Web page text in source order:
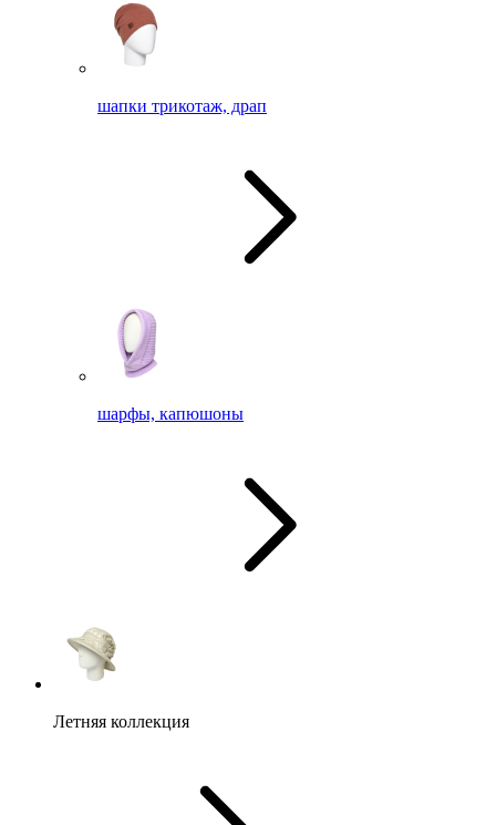
шапки трикотаж, драп
шарфы, капюшоны
Летняя коллекция